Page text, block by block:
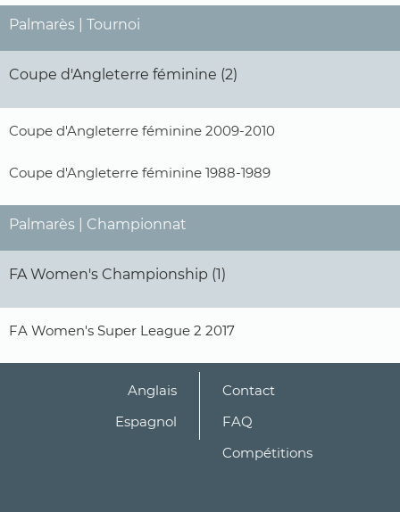
Palmarès | Tournoi
Coupe d'Angleterre féminine (2)
Coupe d'Angleterre féminine 2009-2010
Coupe d'Angleterre féminine 1988-1989
Palmarès | Championnat
FA Women's Championship (1)
FA Women's Super League 2 2017
Anglais
Espagnol
Contact
FAQ
Compétitions